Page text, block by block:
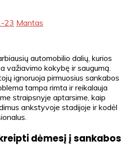
23 Mantas
automobilio dalių, kurios
važiavimo kokybę ir saugumą.
ignoruoja pirmuosius sankabos
tampa rimta ir reikalauja
straipsnyje aptarsime, kaip
ankstyvoje stadijoje ir kodėl
dėmesį į sankabos